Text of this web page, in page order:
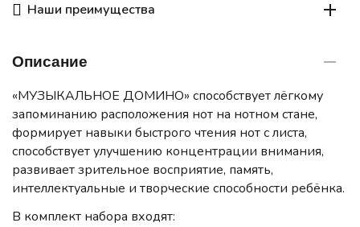
Наши преимущества
Описание
«МУЗЫКАЛЬНОЕ ДОМИНО» способствует лёгкому
запоминанию расположения нот на нотном стане,
формирует навыки быстрого чтения нот с листа,
способствует улучшению концентрации внимания,
развивает зрительное восприятие, память,
интеллектуальные и творческие способности ребёнка.
В комплект набора входят: